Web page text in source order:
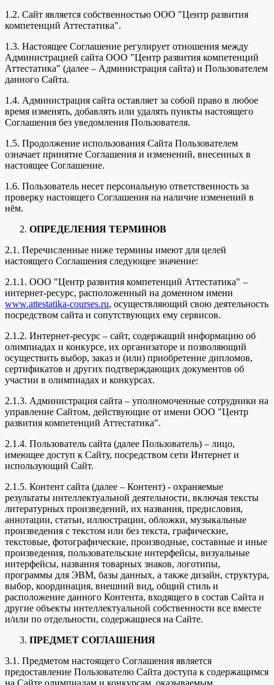
1.2. Сайт является собственностью ООО "Центр развития
компетенций Аттестатика".
1.3. Настоящее Соглашение регулирует отношения между
Администрацией сайта ООО "Центр развития компетенций
Аттестатика" (далее – Администрация сайта) и Пользователем
данного Сайта.
1.4. Администрация сайта оставляет за собой право в любое
время изменять, добавлять или удалять пункты настоящего
Соглашения без уведомления Пользователя.
1.5. Продолжение использования Сайта Пользователем
означает принятие Соглашения и изменений, внесенных в
настоящее Соглашение.
1.6. Пользователь несет персональную ответственность за
проверку настоящего Соглашения на наличие изменений в
нём.
ОПРЕДЕЛЕНИЯ ТЕРМИНОВ
2.1. Перечисленные ниже термины имеют для целей
настоящего Соглашения следующее значение:
2.1.1. ООО "Центр развития компетенций Аттестатика" –
интернет-ресурс, расположенный на доменном имени
www.attestatika-courses.ru, осуществляющий свою деятельность
посредством сайта и сопутствующих ему сервисов.
2.1.2. Интернет-ресурс – сайт, содержащий информацию об
олимпиадах и конкурсе, их организаторе и позволяющий
осуществить выбор, заказ и (или) приобретение дипломов,
сертификатов и других подтверждающих документов об
участии в олимпиадах и конкурсах.
2.1.3. Администрация сайта – уполномоченные сотрудники на
управление Сайтом, действующие от имени ООО "Центр
развития компетенций Аттестатика".
2.1.4. Пользователь сайта (далее Пользователь) – лицо,
имеющее доступ к Сайту, посредством сети Интернет и
использующий Сайт.
2.1.5. Контент сайта (далее – Контент) - охраняемые
результаты интеллектуальной деятельности, включая тексты
литературных произведений, их названия, предисловия,
аннотации, статьи, иллюстрации, обложки, музыкальные
произведения с текстом или без текста, графические,
текстовые, фотографические, производные, составные и иные
произведения, пользовательские интерфейсы, визуальные
интерфейсы, названия товарных знаков, логотипы,
программы для ЭВМ, базы данных, а также дизайн, структура,
выбор, координация, внешний вид, общий стиль и
расположение данного Контента, входящего в состав Сайта и
другие объекты интеллектуальной собственности все вместе
и/или по отдельности, содержащиеся на Сайте.
ПРЕДМЕТ СОГЛАШЕНИЯ
3.1. Предметом настоящего Соглашения является
предоставление Пользователю Сайта доступа к содержащимся
на Сайте олимпиадам и конкурсам, оказываемым